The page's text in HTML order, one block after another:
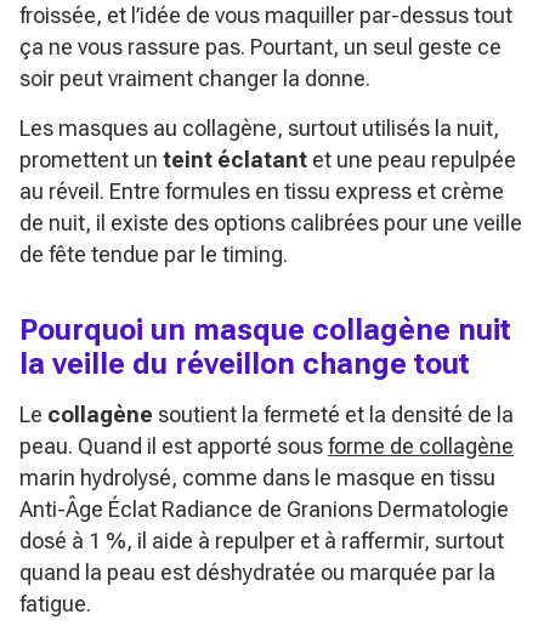
froissée, et l’idée de vous maquiller par-dessus tout
ça ne vous rassure pas. Pourtant, un seul geste ce
soir peut vraiment changer la donne.
Les masques au collagène, surtout utilisés la nuit,
promettent un teint éclatant et une peau repulpée
au réveil. Entre formules en tissu express et crème
de nuit, il existe des options calibrées pour une veille
de fête tendue par le timing.
Pourquoi un masque collagène nuit
la veille du réveillon change tout
Le collagène soutient la fermeté et la densité de la
peau. Quand il est apporté sousforme de collagène
marin hydrolysé, comme dans le masque en tissu
Anti-Âge Éclat Radiance de Granions Dermatologie
dosé à 1 %, il aide à repulper et à raffermir, surtout
quand la peau est déshydratée ou marquée par la
fatigue.